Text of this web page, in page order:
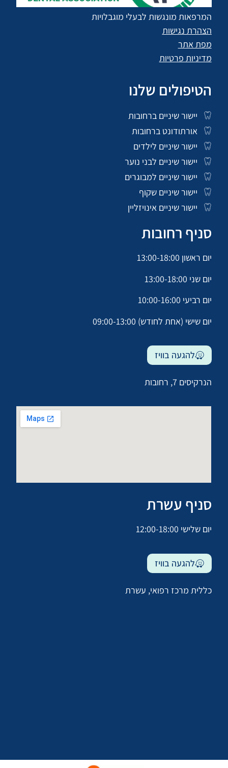
המרפאות מונגשות לבעלי מוגבלויות
הצהרת נגישות
מפת אתר
מדיניות פרטיות
הטיפולים שלנו
יישור שיניים ברחובות
אורתודונט ברחובות
יישור שיניים לילדים
יישור שיניים לבני נוער
יישור שיניים למבוגרים
יישור שיניים שקוף
יישור שיניים אינויזליין
סניף רחובות
יום ראשון 13:00-18:00
יום שני 13:00-18:00
יום רביעי 10:00-16:00
יום שישי (אחת לחודש) 09:00-13:00
להגעה בוויז
הנרקיסים 7, רחובות
סניף עשרת
יום שלישי 12:00-18:00
להגעה בוויז
כללית מרכז רפואי, עשרת